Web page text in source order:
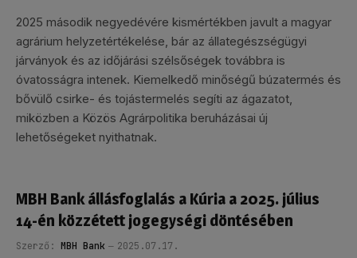
2025 második negyedévére kismértékben javult a magyar
agrárium helyzetértékelése, bár az állategészségügyi
járványok és az időjárási szélsőségek továbbra is
óvatosságra intenek. Kiemelkedő minőségű búzatermés és
bővülő csirke- és tojástermelés segíti az ágazatot,
miközben a Közös Agrárpolitika beruházásai új
lehetőségeket nyithatnak.
MBH Bank állásfoglalás a Kúria a 2025. július
14-én közzétett jogegységi döntésében
Szerző: MBH Bank 2025.07.17.